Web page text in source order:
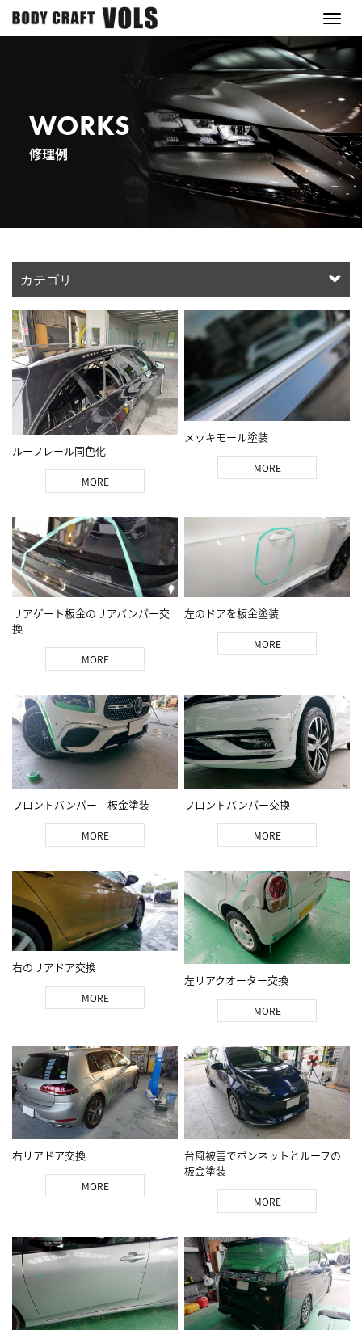
M
e
n
u
WORKS
修理例
カテゴリ
ルーフレール同色化
MORE
メッキモール塗装
MORE
リアゲート板金のリアバンパー交
換
MORE
左のドアを板金塗装
MORE
フロントバンパー 板金塗装
MORE
フロントバンパー交換
MORE
右のリアドア交換
MORE
左リアクオーター交換
MORE
右リアドア交換
MORE
台風被害でボンネットとルーフの
板金塗装
MORE